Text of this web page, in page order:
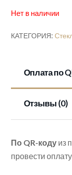
Нет в наличии
КАТЕГОРИЯ:
Оплата по
Отзывы (0)
По QR-коду из
провести